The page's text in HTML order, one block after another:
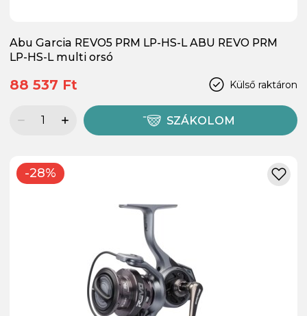
Abu Garcia REVO5 PRM LP-HS-L ABU REVO PRM
LP-HS-L multi orsó
Külső raktáron
88 537 Ft
SZÁKOLOM
-28%